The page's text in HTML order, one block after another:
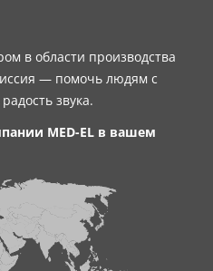
в области производства
— помочь людям с
звука.
MED-EL в вашем